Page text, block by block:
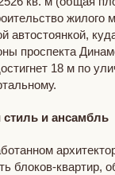
жилого
автостоянкой,
проспекта
18 м по
и ансамбль
блоков-квартир,